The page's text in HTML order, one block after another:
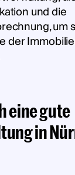
und die
um
der
eine gute
in